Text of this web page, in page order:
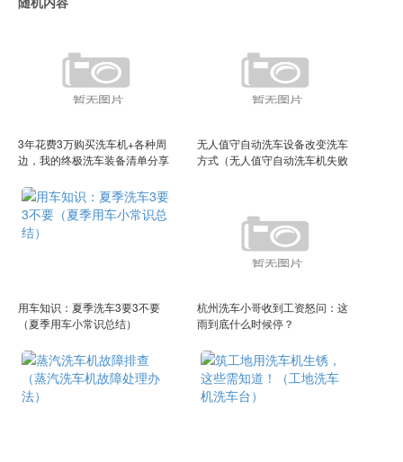
3年花费3万购买洗车机+各种周
边，我的终极洗车装备清单分享
无人值守自动洗车设备改变洗车
方式（无人值守自动洗车机失败
用车知识：夏季洗车3要3不要
（夏季用车小常识总结）
杭州洗车小哥收到工资怒问：这
雨到底什么时候停？